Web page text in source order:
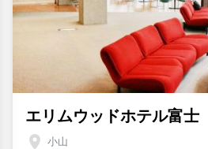
エリムウッドホテル富士
小山